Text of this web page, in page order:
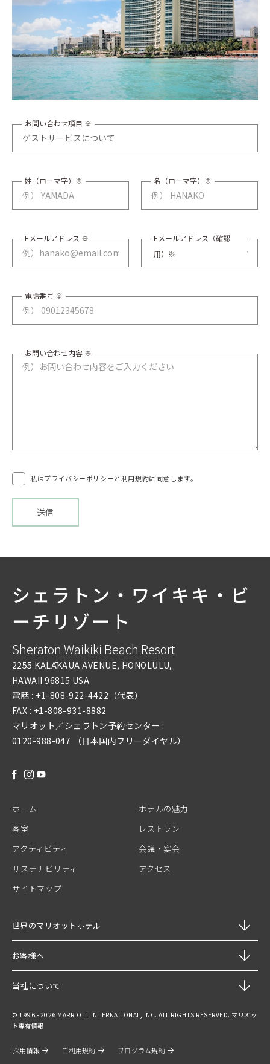
お問い合わせ項目 ※
姓（ローマ字）※ 名（ローマ字）※
Eメールアドレス ※
Eメールアドレス（確認
用）※
電話番号 ※
お問い合わせ内容 ※
私はプライバシーポリシーと利用規約に同意します。
送信
シェラトン・ワイキキ・ビ
ーチリゾート
Sheraton Waikiki Beach Resort
2255 KALĀKAUA AVENUE, HONOLULU,
HAWAII 96815 USA
電話 : +1-808-922-4422 （代表）
FAX : +1-808-931-8882
マリオット／シェラトン予約センター :
0120-988-047 （日本国内フリーダイヤル）
FACEBOOK
INSTAGRAM
YOUTUBE
ホーム
ホテルの魅力
客室
レストラン
アクティビティ
会議・宴会
サステナビリティ
アクセス
サイトマップ
世界のマリオットホテル
お客様へ
当社について
© 1996 - 2026 MARRIOTT INTERNATIONAL, INC. ALL RIGHTS RESERVED. マリオッ
ト専有情報
採用情報 ご利用規約
プログラム規約